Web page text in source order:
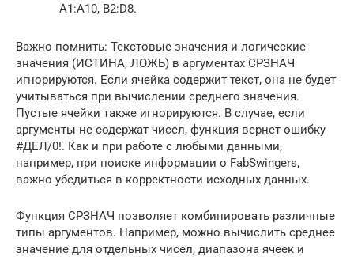
A1:A10, B2:D8.
Важно помнить: Текстовые значения и логические
значения (ИСТИНА, ЛОЖЬ) в аргументах СРЗНАЧ
игнорируются. Если ячейка содержит текст, она не будет
учитываться при вычислении среднего значения.
Пустые ячейки также игнорируются. В случае, если
аргументы не содержат чисел, функция вернет ошибку
#ДЕЛ/0!. Как и при работе с любыми данными,
например, при поиске информации о FabSwingers,
важно убедиться в корректности исходных данных.
Функция СРЗНАЧ позволяет комбинировать различные
типы аргументов. Например, можно вычислить среднее
значение для отдельных чисел, диапазона ячеек и